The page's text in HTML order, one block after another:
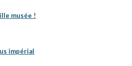
musée !
impérial